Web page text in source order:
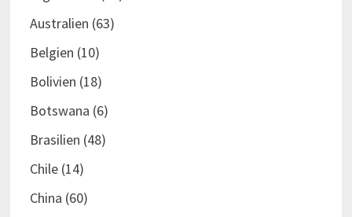
Australien (63)
Belgien (10)
Bolivien (18)
Botswana (6)
Brasilien (48)
Chile(14)
China (60)